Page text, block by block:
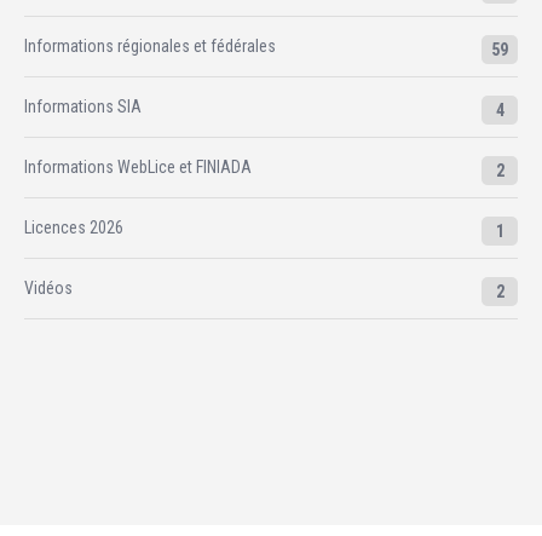
Informations régionales et fédérales 59
Informations SIA 4
Informations WebLice et FINIADA 2
Licences 2026 1
Vidéos 2